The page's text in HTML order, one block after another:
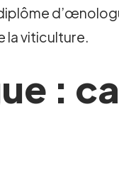
la viticulture.
: